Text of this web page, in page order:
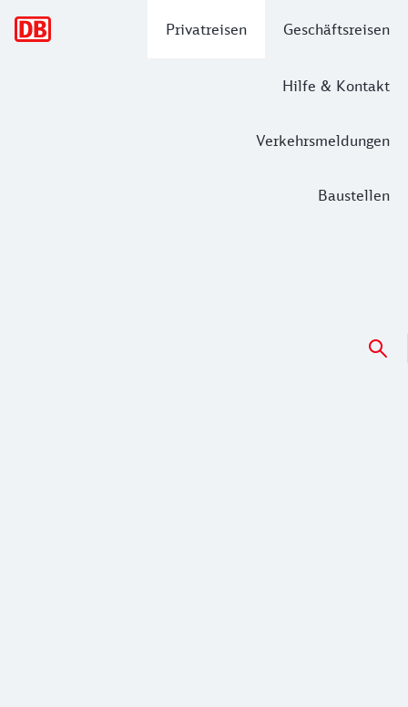
Privatreisen Geschäftsreisen
Hilfe & Kontakt
Verkehrsmeldungen
Baustellen